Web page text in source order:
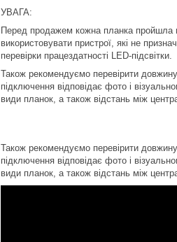
УВАГА:
Перед продажем кожна планка пройшла
використовувати пристрої, які не
перевірки працездатності LED-підсвітки.
Також рекомендуємо перевірити
підключення відповідає фото і
види планок, а також відстань між
Також рекомендуємо перевірити
підключення відповідає фото і
види планок, а також відстань між